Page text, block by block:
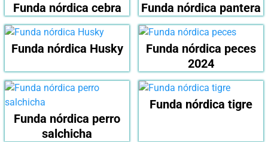
Funda nórdica cebra Funda nórdica pantera
Funda nórdica Husky
Funda nórdica peces
2024
Funda nórdica perro
salchicha
Funda nórdica tigre